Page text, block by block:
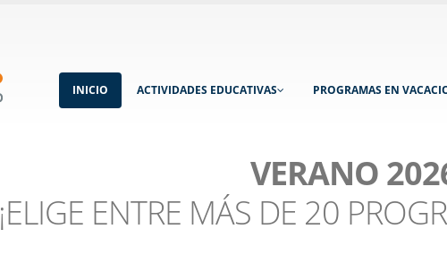
INICIO ACTIVIDADES EDUCATIVAS PROGRAMAS EN
VERANO
¡ELIGE ENTRE MÁS DE 20